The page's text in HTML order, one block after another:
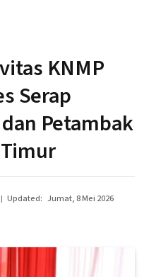
KNMP
Serap
Petambak
Updated: Jumat, 8 Mei 2026